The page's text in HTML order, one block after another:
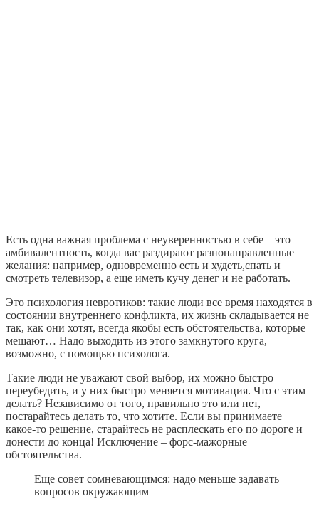
Есть одна важная проблема с неуверенностью в себе – это
амбивалентность, когда вас раздирают разнонаправленные
желания: например, одновременно есть и худеть,спать и
смотреть телевизор, а еще иметь кучу денег и не работать.
Это психология невротиков: такие люди все время находятся в
состоянии внутреннего конфликта, их жизнь складывается не
так, как они хотят, всегда якобы есть обстоятельства, которые
мешают… Надо выходить из этого замкнутого круга,
возможно, с помощью психолога.
Такие люди не уважают свой выбор, их можно быстро
переубедить, и у них быстро меняется мотивация. Что с этим
делать? Независимо от того, правильно это или нет,
постарайтесь делать то, что хотите. Если вы принимаете
какое-то решение, старайтесь не расплескать его по дороге и
донести до конца! Исключение – форс-мажорные
обстоятельства.
Еще совет сомневающимся: надо меньше задавать
вопросов окружающим